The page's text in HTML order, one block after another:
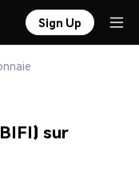
Sign Up
sur